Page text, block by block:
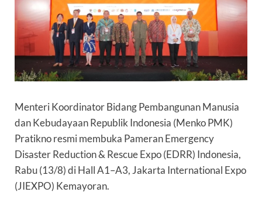
Menteri Koordinator Bidang Pembangunan Manusia
dan Kebudayaan Republik Indonesia (Menko PMK)
Pratikno resmi membuka Pameran Emergency
Disaster Reduction & Rescue Expo (EDRR) Indonesia,
Rabu (13/8) diHall A1–A3, Jakarta International Expo
(JIEXPO) Kemayoran.